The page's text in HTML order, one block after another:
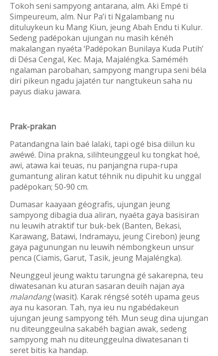
Tokoh seni sampyong antarana, alm. Aki Empé ti
Simpeureum, alm. Nur Pa’i ti Ngalambang nu
dituluykeun ku Mang Kiun, jeung Abah Endu ti Kulur.
Sedeng padépokan ujungan nu masih kénéh
makalangan nyaéta ‘Padépokan Bunilaya Kuda Putih’
di Désa Cengal, Kec. Maja, Majaléngka. Saméméh
ngalaman parobahan, sampyong mangrupa seni béla
diri pikeun ngadu jajatén tur nangtukeun saha nu
payus diaku jawara.
Prak-prakan
Patandangna lain baé lalaki, tapi ogé bisa diilun ku
awéwé. Dina prakna, silihteunggeul ku tongkat hoé,
awi, atawa kai teuas, nu panjangna rupa-rupa
gumantung aliran katut téhnik nu dipuhit ku unggal
padépokan; 50-90 cm.
Dumasar kaayaan géografis, ujungan jeung
sampyong dibagia dua aliran, nyaéta gaya basisiran
nu leuwih atraktif tur buk-bek (Banten, Bekasi,
Karawang, Batawi, Indramayu, jeung Cirebon) jeung
gaya pagunungan nu leuwih némbongkeun unsur
penca (Ciamis, Garut, Tasik, jeung Majaléngka).
Neunggeul jeung waktu tarungna gé sakarepna, teu
diwatesanan ku aturan sasaran deuih najan aya
malandang(wasit). Karak réngsé sotéh upama geus
aya nu kasoran. Tah, nya ieu nu ngabédakeun
ujungan jeung sampyong téh. Mun seug dina ujungan
nu diteunggeulna sakabéh bagian awak, sedeng
sampyong mah nu diteunggeulna diwatesanan ti
seret bitis ka handap.